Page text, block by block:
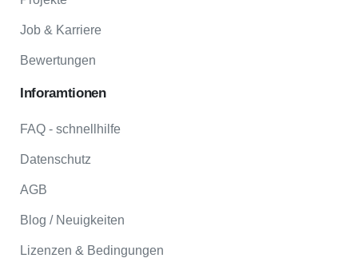
Job & Karriere
Bewertungen
Inforamtionen
FAQ - schnellhilfe
Datenschutz
AGB
Blog / Neuigkeiten
Lizenzen & Bedingungen